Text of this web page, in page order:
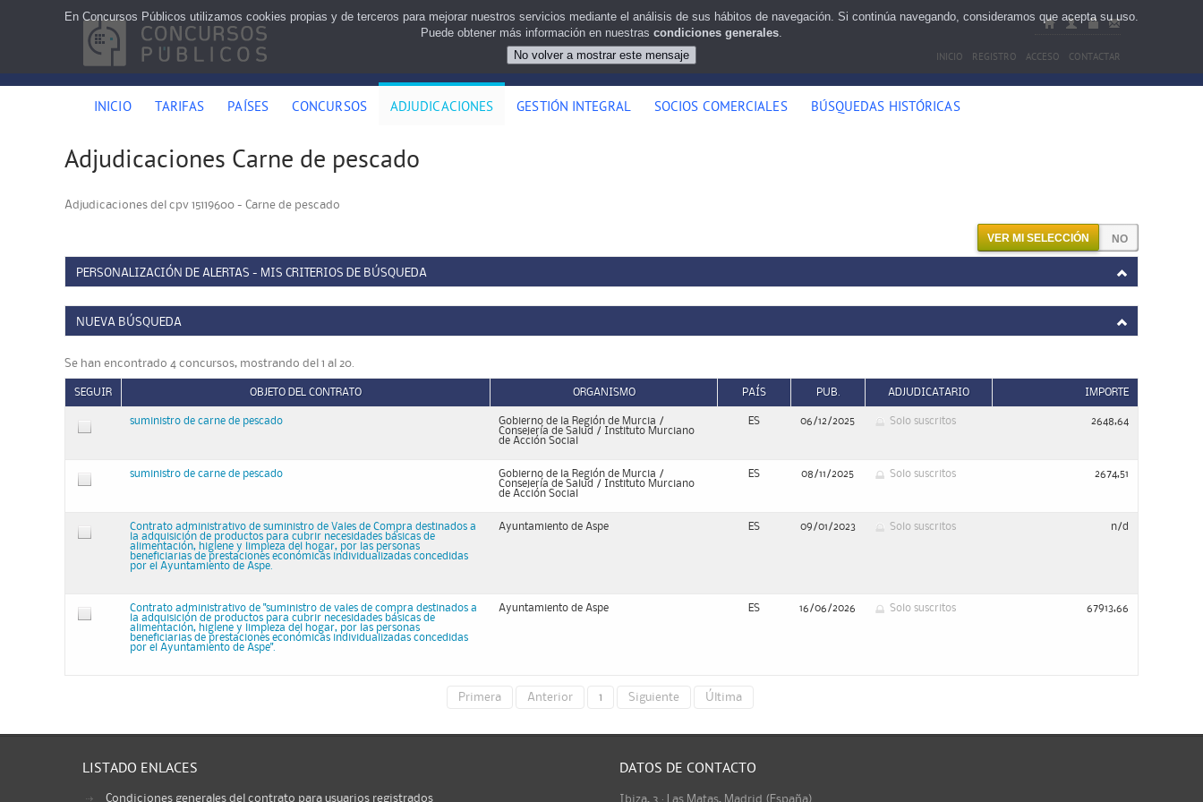
INICIO REGISTRO ACCESO CONTACTAR
INICIO TARIFAS PAÍSES CONCURSOS ADJUDICACIONES GESTIÓN INTEGRAL SOCIOS COMERCIALES BÚSQUEDAS HISTÓRICAS
Adjudicaciones Carne de pescado
Adjudicaciones del cpv 15119600 - Carne de pescado
VER MI SELECCIÓN
PERSONALIZACIÓN DE ALERTAS - MIS CRITERIOS DE BÚSQUEDA
NUEVA BÚSQUEDA
Se han encontrado 4 concursos, mostrando del 1 al 20.
SEGUIR OBJETO DEL CONTRATO ORGANISMO PAÍS PUB. ADJUDICATARIO IMPORTE
suministro de carne de pescado
Gobierno de la Región de Murcia /
Consejería de Salud / Instituto Murciano
de Acción Social
ES 06/12/2025 Solo suscritos 2648,64
suministro de carne de pescado
Gobierno de la Región de Murcia /
Consejería de Salud / Instituto Murciano
de Acción Social
ES 08/11/2025 Solo suscritos 2674,51
Contrato administrativo de suministro de Vales de Compra destinados a
la adquisición de productos para cubrir necesidades básicas de
alimentación, higiene y limpieza del hogar, por las personas
beneficiarias de prestaciones económicas individualizadas concedidas
por el Ayuntamiento de Aspe.
Ayuntamiento de Aspe ES 09/01/2023 Solo suscritos n/d
Contrato administrativo de "suministro de vales de compra destinados a
la adquisición de productos para cubrir necesidades básicas de
alimentación, higiene y limpieza del hogar, por las personas
beneficiarias de prestaciones económicas individualizadas concedidas
por el Ayuntamiento de Aspe".
Ayuntamiento de Aspe ES 16/06/2026 Solo suscritos 67913,66
Primera Anterior 1 Siguiente Última
LISTADO ENLACES
Condiciones generales del contrato para usuarios registrados
DATOS DE CONTACTO
Ibiza, 3 · Las Matas, Madrid (España)
En Concursos Públicos utilizamos cookies propias y de terceros para mejorar nuestros servicios mediante el análisis de sus hábitos de navegación. Si continúa navegando, consideramos que acepta su uso.
Puede obtener más información en nuestras condiciones generales.